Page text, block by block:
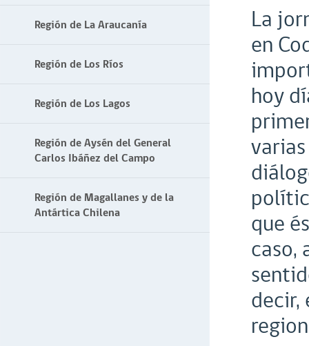
Región de La Araucanía
Región de Los Ríos
Región de Los Lagos
Región de Aysén del General
Carlos Ibáñez del Campo
Región de Magallanes y de la
Antártica Chilena
La
en
hoy
que
caso,
decir,